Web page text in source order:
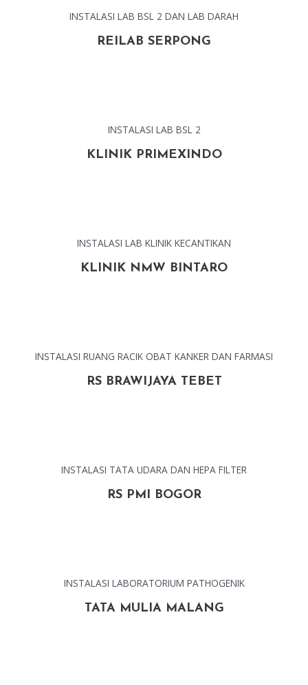
INSTALASI LAB BSL 2 DAN LAB DARAH
REILAB SERPONG
INSTALASI LAB BSL 2
KLINIK PRIMEXINDO
INSTALASI LAB KLINIK KECANTIKAN
KLINIK NMW BINTARO
INSTALASI RUANG RACIK OBAT KANKER DAN FARMASI
RS BRAWIJAYA TEBET
INSTALASI TATA UDARA DAN HEPA FILTER
RS PMI BOGOR
INSTALASI LABORATORIUM PATHOGENIK
TATA MULIA MALANG